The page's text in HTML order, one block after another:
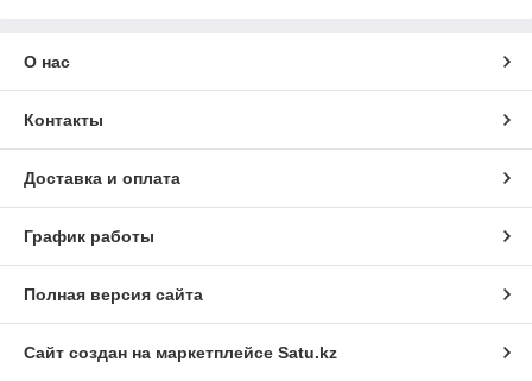
О нас
Контакты
Доставка и оплата
График работы
Полная версия сайта
Сайт создан на маркетплейсе Satu.kz